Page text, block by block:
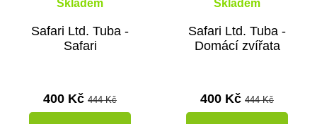
Skladem
Safari Ltd. Tuba -
Safari
400 Kč 444 Kč
Skladem
Safari Ltd. Tuba -
Domácí zvířata
400 Kč 444 Kč